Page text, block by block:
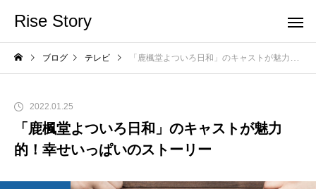
Rise Story
ブログ テレビ 「鹿楓堂よついろ日和」のキャストが魅力的！幸せいっぱいのストーリー
2022.01.25
「鹿楓堂よついろ日和」のキャストが魅力
的！幸せいっぱいのストーリー